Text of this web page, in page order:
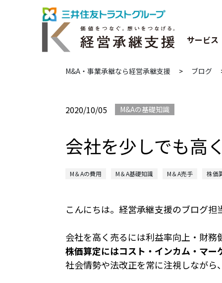
サービス
M&A・事業承継なら経営承継支援 > ブログ
2020/10/05 M&Aの基礎知識
会社を少しでも高
M＆Aの費用 M＆A基礎知識 M＆A売手 株価
こんにちは。経営承継支援のブログ担
会社を高く売るには利益率向上・財
株価算定にはコスト・インカム・マ
社会情勢や法改正を常に注視しなが